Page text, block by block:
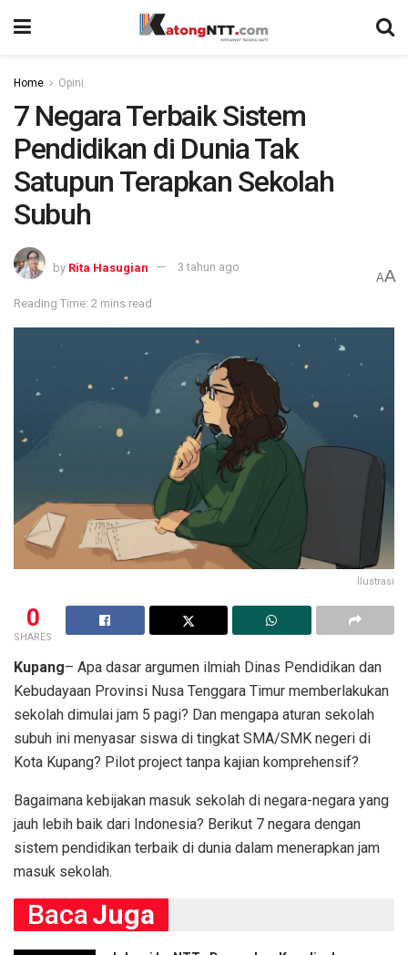
Home Opini
7 Negara Terbaik Sistem
Pendidikan di Dunia Tak
Satupun Terapkan Sekolah
Subuh
by Rita Hasugian 3 tahun ago
Reading Time: 2 mins read
AA
Ilustrasi
0
SHARES
Kupang– Apa dasar argumen ilmiah Dinas Pendidikan dan
Kebudayaan Provinsi Nusa Tenggara Timur memberlakukan
sekolah dimulai jam 5 pagi? Dan mengapa aturan sekolah
subuh ini menyasar siswa di tingkat SMA/SMK negeri di
Kota Kupang? Pilot project tanpa kajian komprehensif?
Bagaimana kebijakan masuk sekolah di negara-negara yang
jauh lebih baik dari Indonesia? Berikut 7 negara dengan
sistem pendidikan terbaik di dunia dalam menerapkan jam
masuk sekolah.
BacaJuga